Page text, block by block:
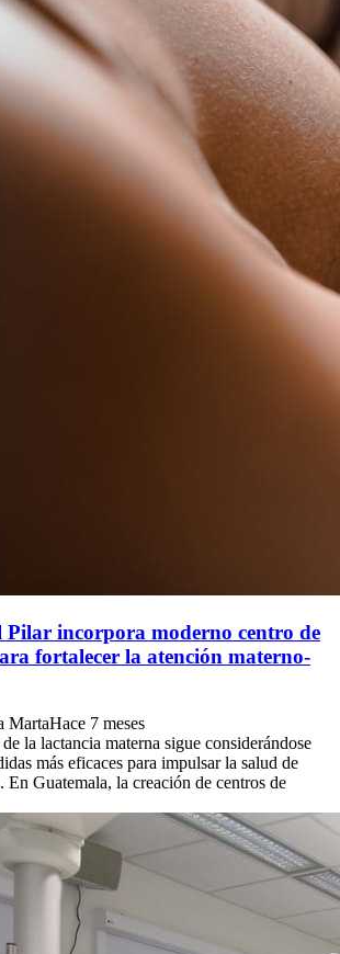
Pilar incorpora moderno centro de
fortalecer la atención materno-
MartaHace 7 meses
la lactancia materna sigue considerándose
más eficaces para impulsar la salud de
En Guatemala, la creación de centros de